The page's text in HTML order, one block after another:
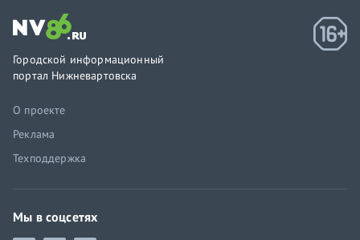
Городской информационный
портал Нижневартовска
О проекте
Реклама
Техподдержка
Мы в соцсетях